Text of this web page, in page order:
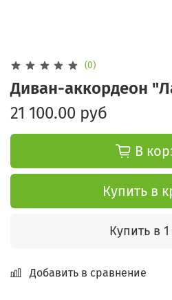
(0)
Диван-аккордеон
21 100.00 руб
В
Купить в
Купить в
Добавить в сравнение